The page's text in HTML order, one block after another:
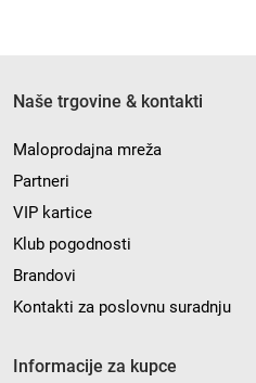
Naše trgovine & kontakti
Maloprodajna mreža
Partneri
VIP kartice
Klub pogodnosti
Brandovi
Kontakti za poslovnu suradnju
Informacije za kupce